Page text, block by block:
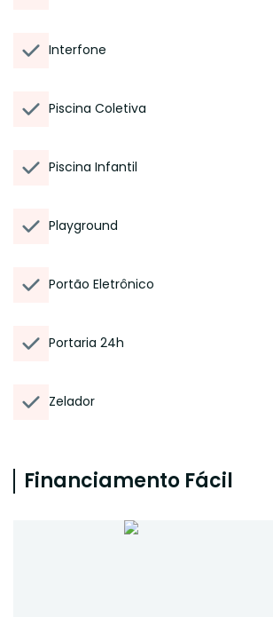
Interfone
Piscina Coletiva
Piscina Infantil
Playground
Portão Eletrônico
Portaria 24h
Zelador
Financiamento Fácil